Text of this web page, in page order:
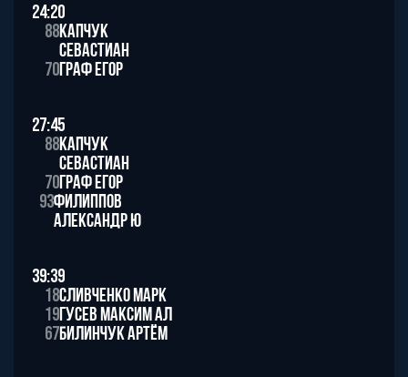
24:20
88Капчук
Севастиан
70Граф Егор
27:45
88Капчук
Севастиан
70Граф Егор
93Филиппов
Александр Ю
39:39
18Сливченко Марк
19Гусев Максим Ал
67Билинчук Артём